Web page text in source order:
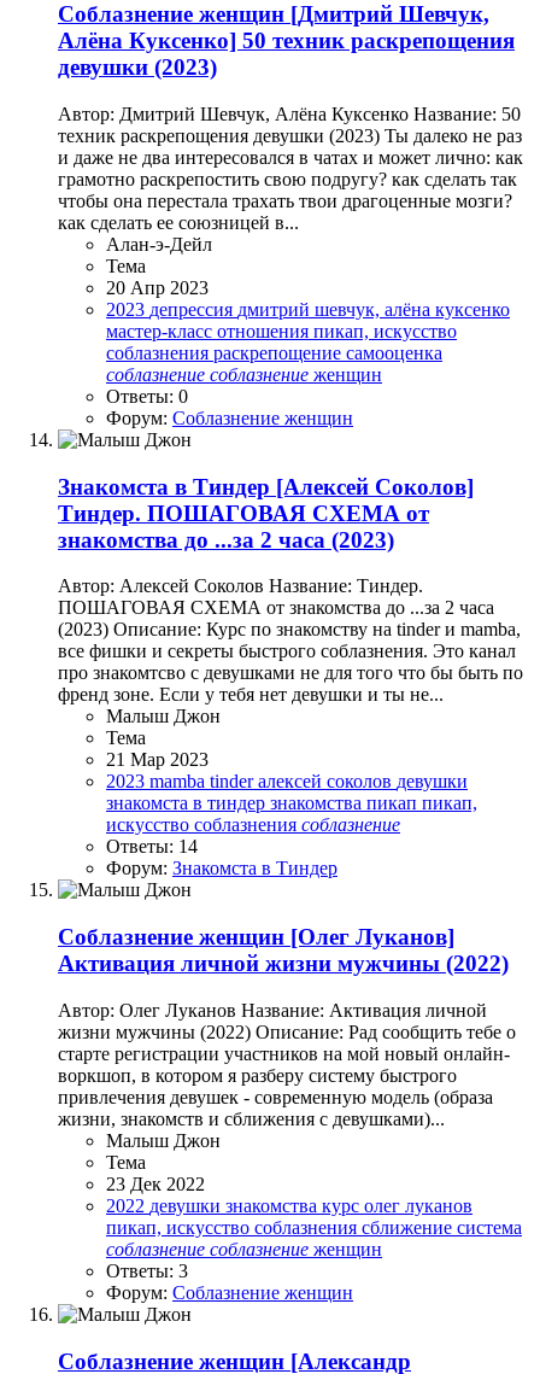
Соблазнение женщин [Дмитрий Шевчук,
Алёна Куксенко] 50 техник раскрепощения
девушки (2023)
Автор: Дмитрий Шевчук, Алёна Куксенко Название: 50
техник раскрепощения девушки (2023) Ты далеко не раз
и даже не два интересовался в чатах и может лично: как
грамотно раскрепостить свою подругу? как сделать так
чтобы она перестала трахать твои драгоценные мозги?
как сделать ее союзницей в...
Алан-э-Дейл
Тема
20 Апр 2023
2023 депрессия дмитрий шевчук, алёна куксенко
мастер-класс отношения пикап, искусство
соблазнения раскрепощение самооценка
соблазнение соблазнение женщин
Ответы: 0
Форум: Соблазнение женщин
Знакомста в Тиндер [Алексей Соколов]
Тиндер. ПОШАГОВАЯ СХЕМА от
знакомства до ...за 2 часа (2023)
Автор: Алексей Соколов Название: Тиндер.
ПОШАГОВАЯ СХЕМА от знакомства до ...за 2 часа
(2023) Описание: Курс по знакомству на tinder и mamba,
все фишки и секреты быстрого соблазнения. Это канал
про знакомтсво с девушками не для того что бы быть по
френд зоне. Если у тебя нет девушки и ты не...
Малыш Джон
Тема
21 Мар 2023
2023 mamba tinderалексей соколов девушки
знакомста в тиндер знакомства пикап пикап,
искусство соблазнения соблазнение
Ответы: 14
Форум: Знакомста в Тиндер
Соблазнение женщин [Олег Луканов]
Активация личной жизни мужчины (2022)
Автор: Олег Луканов Название: Активация личной
жизни мужчины (2022) Описание: Рад сообщить тебе о
старте регистрации участников на мой новый онлайн-
воркшоп, в котором я разберу систему быстрого
привлечения девушек - современную модель (образа
жизни, знакомств и сближения с девушками)...
Малыш Джон
Тема
23 Дек 2022
2022 девушки знакомства курс олег луканов
пикап, искусство соблазнения сближение система
соблазнение соблазнение женщин
Ответы: 3
Форум: Соблазнение женщин
Соблазнение женщин [Александр